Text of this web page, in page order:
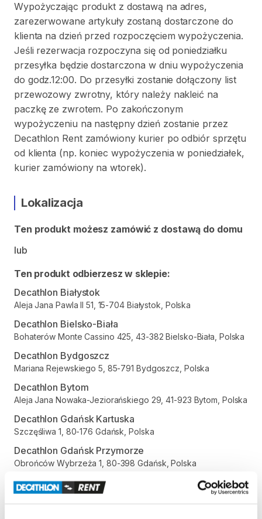
Wypożyczając produkt z dostawą na adres,
zarezerwowane artykuły zostaną dostarczone do
klienta na dzień przed rozpoczęciem wypożyczenia.
Jeśli rezerwacja rozpoczyna się od poniedziałku
przesyłka będzie dostarczona w dniu wypożyczenia
do godz.12:00. Do przesyłki zostanie dołączony list
przewozowy zwrotny, który należy nakleić na
paczkę ze zwrotem. Po zakończonym
wypożyczeniu na następny dzień zostanie przez
Decathlon Rent zamówiony kurier po odbiór sprzętu
od klienta (np. koniec wypożyczenia w poniedziałek,
kurier zamówiony na wtorek).
Lokalizacja
Ten produkt możesz zamówić z dostawą do domu
lub
Ten produkt odbierzesz w sklepie:
Decathlon Białystok
Aleja Jana Pawla II 51, 15-704 Białystok, Polska
Decathlon Bielsko-Biała
Bohaterów Monte Cassino 425, 43-382 Bielsko-Biała, Polska
Decathlon Bydgoszcz
Mariana Rejewskiego 5, 85-791 Bydgoszcz, Polska
Decathlon Bytom
Aleja Jana Nowaka-Jeziorańskiego 29, 41-923 Bytom, Polska
Decathlon Gdańsk Kartuska
Szczęśliwa 1, 80-176 Gdańsk, Polska
Decathlon Gdańsk Przymorze
Obrońców Wybrzeża 1, 80-398 Gdańsk, Polska
Decathlon Gliwice
Aleja Jana Nowaka-Jeziorańskiego 7, 44-102 Gliwice, Polska